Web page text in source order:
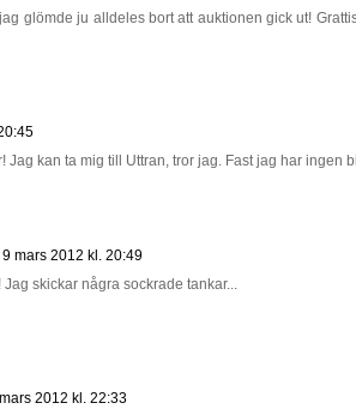
glömde ju alldeles bort att auktionen gick ut!
Jag kan ta mig till Uttran, tror jag. Fast jag har ingen
9 mars 2012 kl. 20:49
skickar några sockrade tankar...
2012 kl. 22:33